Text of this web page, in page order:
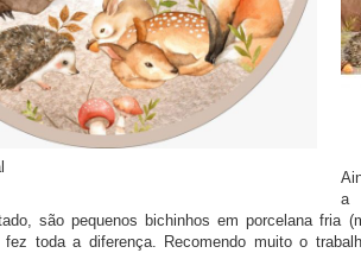
a
são pequenos bichinhos em porcelana fria
fez toda a diferença. Recomendo muito o